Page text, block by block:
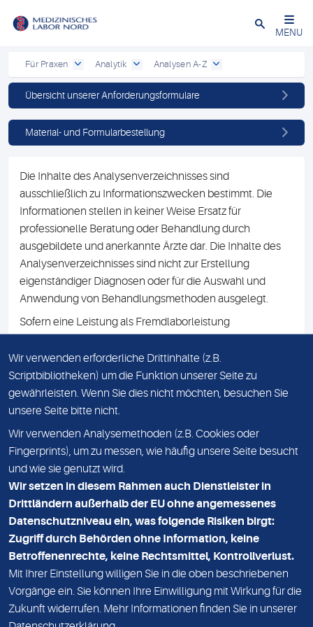
Schließen
MENU
Für Praxen Analytik Analysen A-Z
Übersicht unserer Anforderungsformulare
Material- und Formularbestellung
Die Inhalte des Analysenverzeichnisses sind
ausschließlich zu Informationszwecken bestimmt. Die
Informationen stellen in keiner Weise Ersatz für
professionelle Beratung oder Behandlung durch
ausgebildete und anerkannte Ärzte dar. Die Inhalte des
Analysenverzeichnisses sind nicht zur Erstellung
eigenständiger Diagnosen oder für die Auswahl und
Anwendung von Behandlungsmethoden ausgelegt.
Sofern eine Leistung als Fremdlaborleistung
Namen des Fremdlabors mit. Mit der Beauftragung der
Fremdlaborleistung erklären Sie sich mit dieser
Vereinbarung einverstanden.
DATENSCHUTZ
KONTAKT
NEWSLETTER
ADRESSE
MVZ Medizinisches Labor Nord MLN GmbH
Essener Straße 108
22419 Hamburg
Wir verwenden erforderliche Drittinhalte (z.B.
Scriptbibliotheken) um die Funktion unserer Seite zu
gewährleisten. Wenn Sie dies nicht möchten, besuchen Sie
unsere Seite bitte nicht.
Wir verwenden Analysemethoden (z.B. Cookies oder
Fingerprints), um zu messen, wie häufig unsere Seite besucht
und wie sie genutzt wird.
Wir setzen in diesem Rahmen auch Dienstleister in
Drittländern außerhalb der EU ohne angemessenes
Datenschutzniveau ein, was folgende Risiken birgt:
Zugriff durch Behörden ohne Information, keine
Betroffenenrechte, keine Rechtsmittel, Kontrollverlust.
Mit Ihrer Einstellung willigen Sie in die oben beschriebenen
Vorgänge ein. Sie können Ihre Einwilligung mit Wirkung für die
Zukunft widerrufen. Mehr Informationen finden Sie in unserer